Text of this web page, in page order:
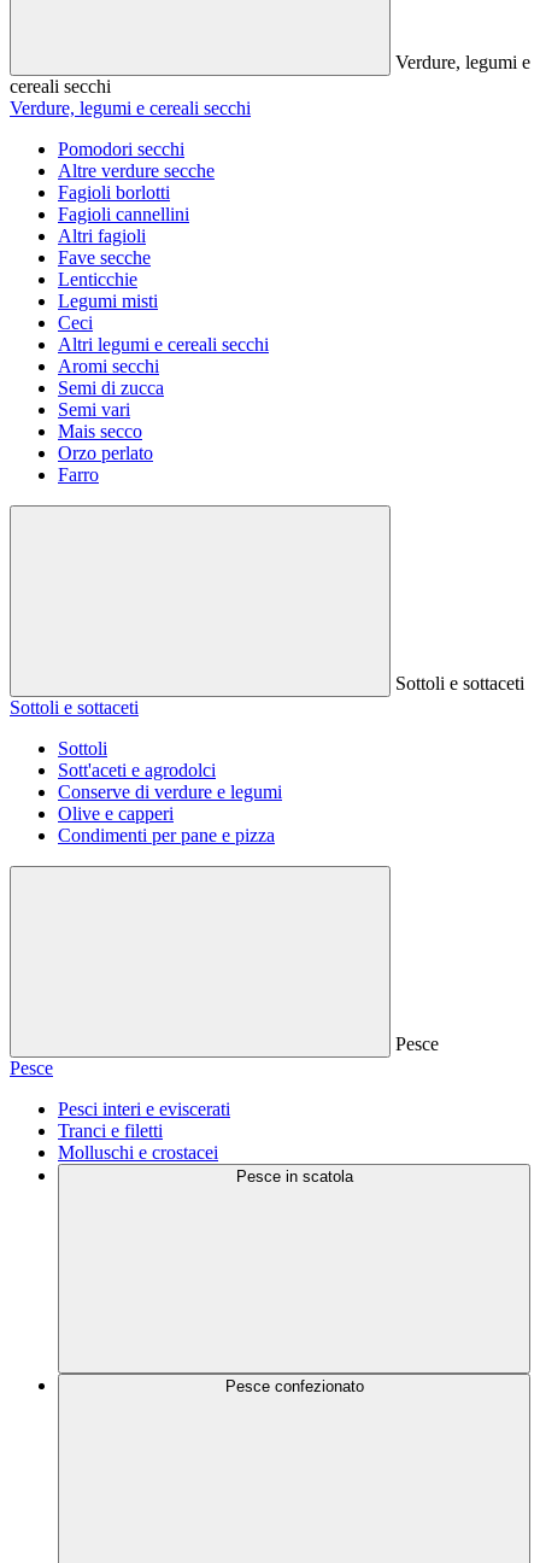
Verdure, legumi e
cereali secchi
Verdure, legumi e cereali secchi
Pomodori secchi
Altre verdure secche
Fagioli borlotti
Fagioli cannellini
Altri fagioli
Fave secche
Lenticchie
Legumi misti
Ceci
Altri legumi e cereali secchi
Aromi secchi
Semi di zucca
Semi vari
Mais secco
Orzo perlato
Farro
Sottoli e sottaceti
Sottoli e sottaceti
Sottoli
Sott'aceti e agrodolci
Conserve di verdure e legumi
Olive e capperi
Condimenti per pane e pizza
Pesce
Pesce
Pesci interi e eviscerati
Tranci e filetti
Molluschi e crostacei
Pesce in scatola
Pesce confezionato